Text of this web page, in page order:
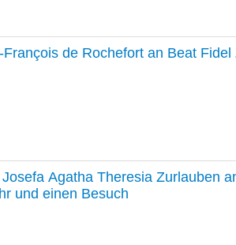
de Rochefort an Beat
Agatha Theresia Zurlauben
und einen Besuch